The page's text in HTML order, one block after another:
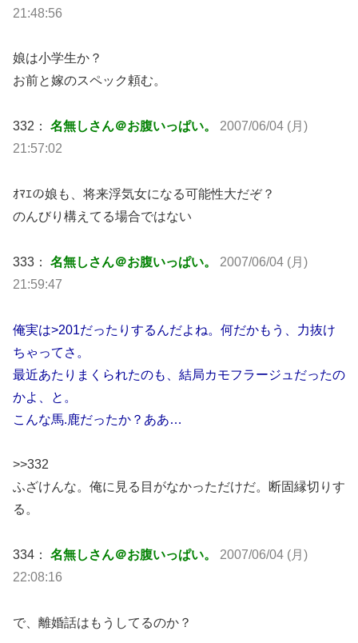
21:48:56
娘は小学生か？
お前と嫁のスペック頼む。
332： 名無しさん＠お腹いっぱい。 2007/06/04 (月)
21:57:02
ｵﾏｴの娘も、将来浮気女になる可能性大だぞ？
のんびり構えてる場合ではない
333： 名無しさん＠お腹いっぱい。 2007/06/04 (月)
21:59:47
俺実は>201だったりするんだよね。何だかもう、力抜け
ちゃってさ。
最近あたりまくられたのも、結局カモフラージュだったの
かよ、と。
こんな馬.鹿だったか？ああ…
>>332
ふざけんな。俺に見る目がなかっただけだ。断固縁切りす
る。
334： 名無しさん＠お腹いっぱい。 2007/06/04 (月)
22:08:16
で、離婚話はもうしてるのか？